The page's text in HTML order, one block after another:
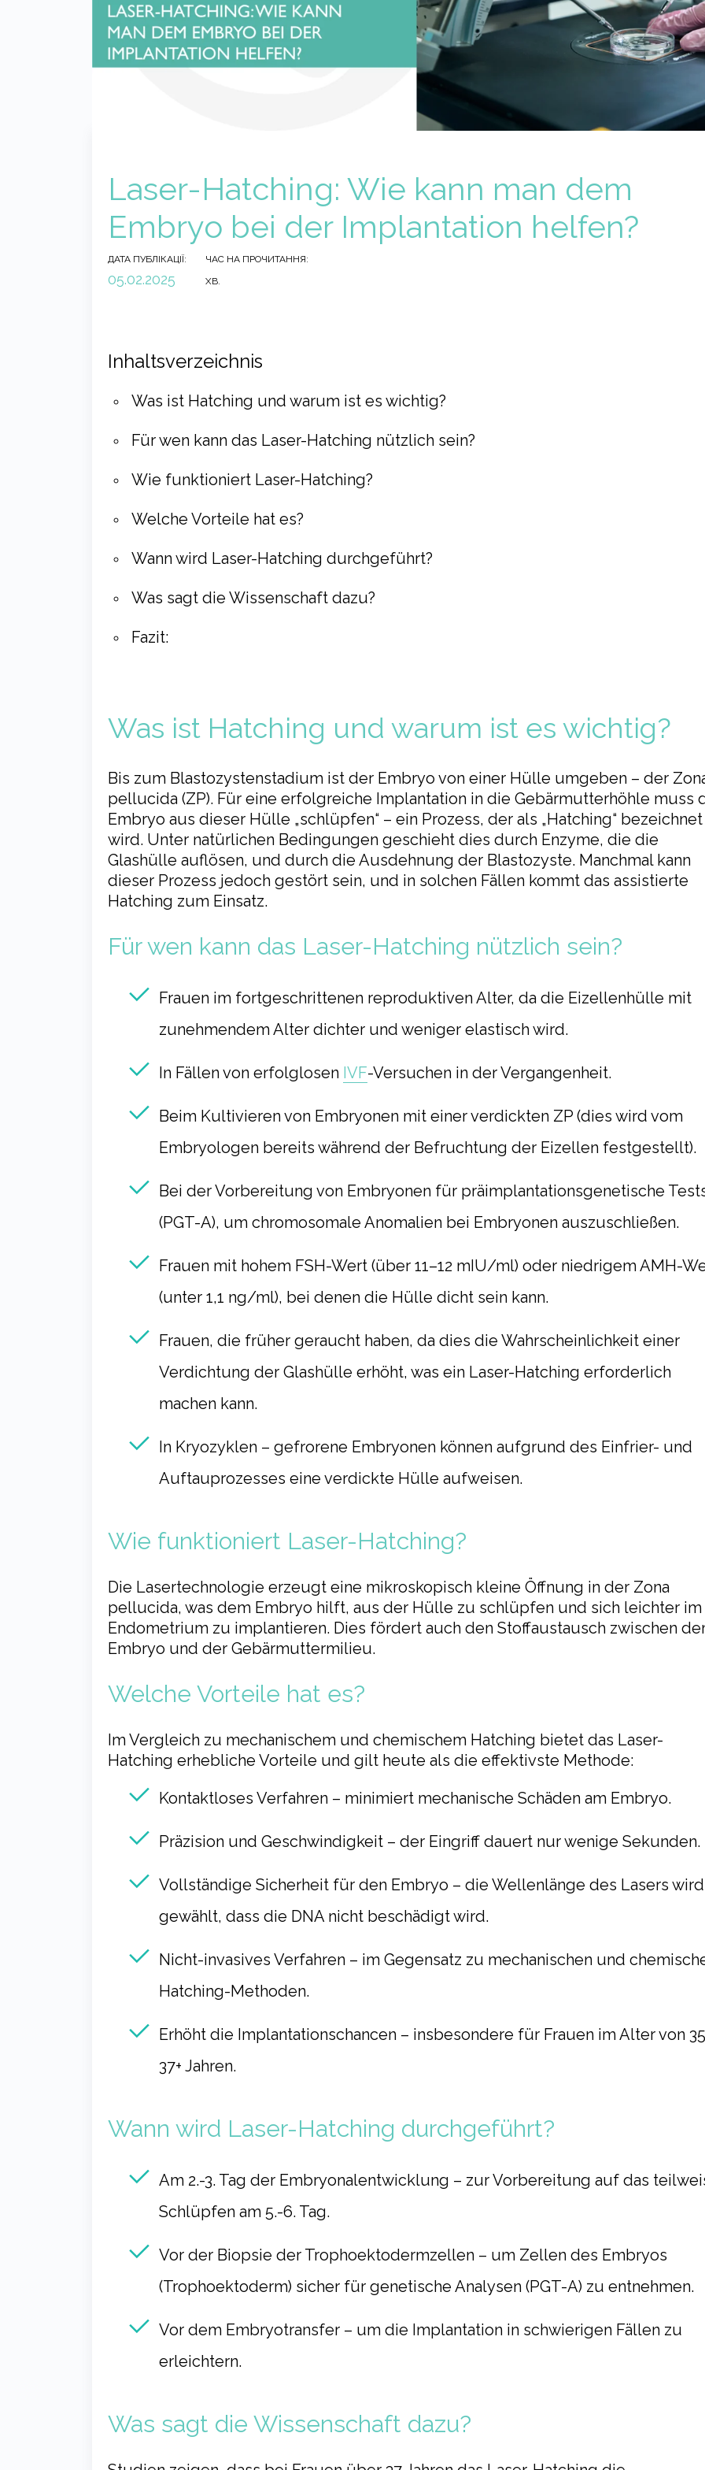
Laser-Hatching: Wie kann man dem
Embryo bei der Implantation helfen?
ДАТА ПУБЛІКАЦІЇ:
05.02.2025
ЧАС НА ПРОЧИТАННЯ:
ХВ.
Inhaltsverzeichnis
Was ist Hatching und warum ist es wichtig?
Für wen kann das Laser-Hatching nützlich sein?
Wie funktioniert Laser-Hatching?
Welche Vorteile hat es?
Wann wird Laser-Hatching durchgeführt?
Was sagt die Wissenschaft dazu?
Fazit:
Was ist Hatching und warum ist es wichtig?
Bis zum Blastozystenstadium ist der Embryo von einer Hülle umgeben – der
pellucida (ZP). Für eine erfolgreiche Implantation in die Gebärmutterhöhle muss
Embryo aus dieser Hülle „schlüpfen“ – ein Prozess, der als „Hatching“ bezeichnet
wird. Unter natürlichen Bedingungen geschieht dies durch Enzyme, die die
Glashülle auflösen, und durch die Ausdehnung der Blastozyste. Manchmal kann
dieser Prozess jedoch gestört sein, und in solchen Fällen kommt das assistierte
Hatching zum Einsatz.
Für wen kann das Laser-Hatching nützlich sein?
Frauen im fortgeschrittenen reproduktiven Alter, da die Eizellenhülle mit
zunehmendem Alter dichter und weniger elastisch wird.
In Fällen von erfolglosen IVF-Versuchen in der Vergangenheit.
Beim Kultivieren von Embryonen mit einer verdickten ZP (dies wird vom
Embryologen bereits während der Befruchtung der Eizellen festgestellt).
Bei der Vorbereitung von Embryonen für präimplantationsgenetische
(PGT-A), um chromosomale Anomalien bei Embryonen auszuschließen.
Frauen mit hohem FSH-Wert (über 11–12 mIU/ml) oder niedrigem AMH-
(unter 1,1 ng/ml), bei denen die Hülle dicht sein kann.
Frauen, die früher geraucht haben, da dies die Wahrscheinlichkeit einer
Verdichtung der Glashülle erhöht, was ein Laser-Hatching erforderlich
machen kann.
In Kryozyklen – gefrorene Embryonen können aufgrund des Einfrier- und
Auftauprozesses eine verdickte Hülle aufweisen.
Wie funktioniert Laser-Hatching?
Die Lasertechnologie erzeugt eine mikroskopisch kleine Öffnung in der Zona
pellucida, was dem Embryo hilft, aus der Hülle zu schlüpfen und sich leichter im
Endometrium zu implantieren. Dies fördert auch den Stoffaustausch zwischen
Embryo und der Gebärmuttermilieu.
Welche Vorteile hat es?
Im Vergleich zu mechanischem und chemischem Hatching bietet das Laser-
Hatching erhebliche Vorteile und gilt heute als die effektivste Methode:
Kontaktloses Verfahren – minimiert mechanische Schäden am Embryo.
Präzision und Geschwindigkeit – der Eingriff dauert nur wenige Sekunden.
Vollständige Sicherheit für den Embryo – die Wellenlänge des Lasers
gewählt, dass die DNA nicht beschädigt wird.
Nicht-invasives Verfahren – im Gegensatz zu mechanischen und
Hatching-Methoden.
Erhöht die Implantationschancen – insbesondere für Frauen im Alter von
37+ Jahren.
Wann wird Laser-Hatching durchgeführt?
Am 2.-3. Tag der Embryonalentwicklung – zur Vorbereitung auf das
Schlüpfen am 5.-6. Tag.
Vor der Biopsie der Trophoektodermzellen – um Zellen des Embryos
(Trophoektoderm) sicher für genetische Analysen (PGT-A) zu entnehmen.
Vor dem Embryotransfer – um die Implantation in schwierigen Fällen zu
erleichtern.
Was sagt die Wissenschaft dazu?